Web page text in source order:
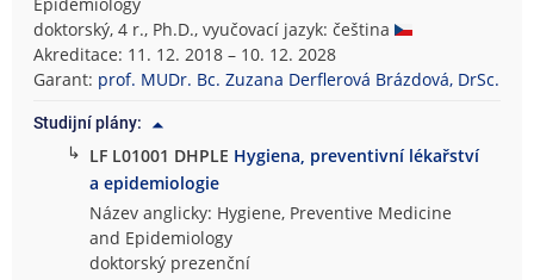
Epidemiology
doktorský, 4 r., Ph.D., vyučovací jazyk: čeština
Akreditace: 11. 12. 2018 – 10. 12. 2028
Garant: prof. MUDr. Bc. Zuzana Derflerová Brázdová, DrSc.
Studijní plány:
↳ LF L01001 DHPLE Hygiena, preventivní lékařství
a epidemiologie
Název anglicky: Hygiene, Preventive Medicine
and Epidemiology
doktorský prezenční